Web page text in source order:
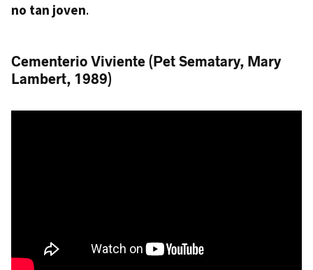
no tan joven.
Cementerio Viviente (Pet Sematary, Mary
Lambert, 1989)